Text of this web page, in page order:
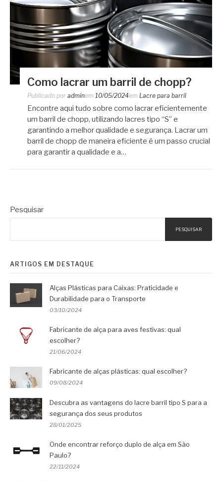
Como lacrar um barril de chopp?
Publicado por adminem 10/05/2024em Lacre para barril
Encontre aqui tudo sobre como lacrar eficientemente
um barril de chopp, utilizando lacres tipo “S” e
garantindo a melhor qualidade e segurança. Lacrar um
barril de chopp de maneira eficiente é um passo crucial
para garantir a qualidade e a…
Pesquisar
PESQUISAR
ARTIGOS EM DESTAQUE
Alças Plásticas para Caixas: Praticidade e
Durabilidade para o Transporte
03/10/2024
Fabricante de alça para aves festivas: qual
escolher?
21/06/2024
Fabricante de alças plásticas: qual escolher?
09/08/2024
Descubra as vantagens do lacre barril tipo S para a
segurança dos seus produtos
28/01/2025
Onde encontrar reforço duplo de alça em São
Paulo?
22/11/2024